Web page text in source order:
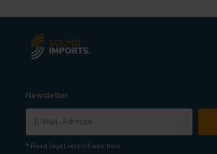
Newsletter
* Read legal restrictions here